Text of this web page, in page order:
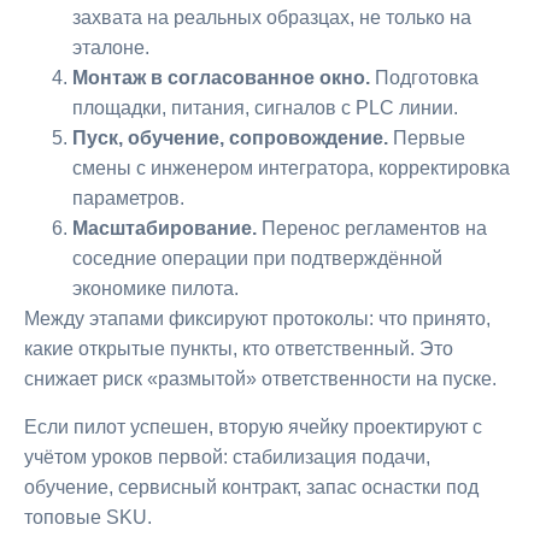
захвата на реальных образцах, не только на
эталоне.
Монтаж в согласованное окно. Подготовка
площадки, питания, сигналов с PLC линии.
Пуск, обучение, сопровождение. Первые
смены с инженером интегратора, корректировка
параметров.
Масштабирование. Перенос регламентов на
соседние операции при подтверждённой
экономике пилота.
Между этапами фиксируют протоколы: что принято,
какие открытые пункты, кто ответственный. Это
снижает риск «размытой» ответственности на пуске.
Если пилот успешен, вторую ячейку проектируют с
учётом уроков первой: стабилизация подачи,
обучение, сервисный контракт, запас оснастки под
топовые SKU.